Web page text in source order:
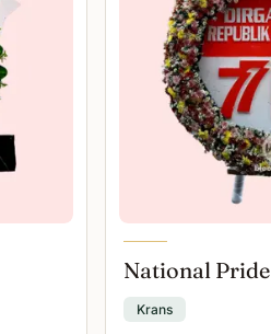
National Pride
Krans